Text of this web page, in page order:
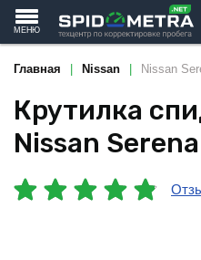
МЕНЮ
Главная Nissan Nissan
Крутилка
Nissan Serena